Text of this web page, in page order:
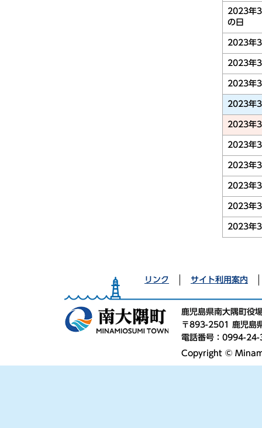
2023年
の日
2023年
2023年
2023年
2023年
2023年
2023年
2023年
2023年
2023年
2023年
リンク サイト利用案内
鹿児島県南大隅町役
〒893-2501 鹿児島
電話番号：0994-
Copyright ©